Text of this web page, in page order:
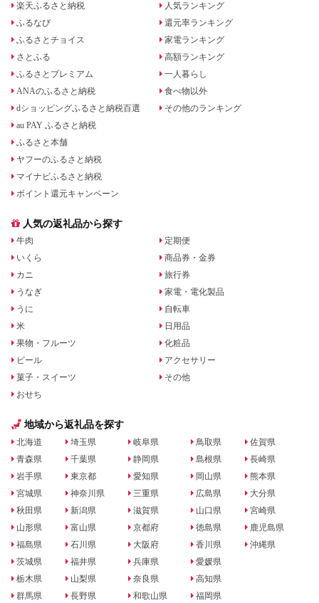
楽天ふるさと納税
ふるなび
ふるさとチョイス
さとふる
ふるさとプレミアム
ANAのふるさと納税
dショッピングふるさと納税百選
au PAY ふるさと納税
ふるさと本舗
ヤフーのふるさと納税
マイナビふるさと納税
ポイント還元キャンペーン
人気ランキング
還元率ランキング
家電ランキング
高額ランキング
一人暮らし
食べ物以外
その他のランキング
人気の返礼品から探す
牛肉
いくら
カニ
うなぎ
うに
米
果物・フルーツ
ビール
菓子・スイーツ
おせち
定期便
商品券・金券
旅行券
家電・電化製品
自転車
日用品
化粧品
アクセサリー
その他
地域から返礼品を探す
北海道
青森県
岩手県
宮城県
秋田県
山形県
福島県
茨城県
栃木県
群馬県
埼玉県
千葉県
東京都
神奈川県
新潟県
富山県
石川県
福井県
山梨県
長野県
岐阜県
静岡県
愛知県
三重県
滋賀県
京都府
大阪府
兵庫県
奈良県
和歌山県
鳥取県
島根県
岡山県
広島県
山口県
徳島県
香川県
愛媛県
高知県
福岡県
佐賀県
長崎県
熊本県
大分県
宮崎県
鹿児島県
沖縄県